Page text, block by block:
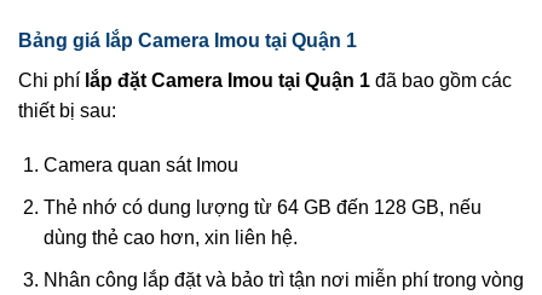
Bảng giá lắp Camera Imou tại Quận 1
Chi phí lắp đặt Camera Imou tại Quận 1 đã bao gồm các
thiết bị sau:
Camera quan sát Imou
Thẻ nhớ có dung lượng từ 64 GB đến 128 GB, nếu
dùng thẻ cao hơn, xin liên hệ.
Nhân công lắp đặt và bảo trì tận nơi miễn phí trong vòng